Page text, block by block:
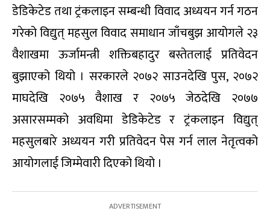
डेडिकेटेड तथा ट्रंकलाइन सम्बन्धी विवाद अध्ययन गर्न गठन
गरेको विद्युत् महसुल विवाद समाधान जाँचबुझ आयोगले २३
वैशाखमा ऊर्जामन्त्री शक्तिबहादुर बस्तेतलाई प्रतिवेदन
बुझाएको थियो । सरकारले २०७२ साउनदेखि पुस, २०७२
माघदेखि २०७५ वैशाख र २०७५ जेठदेखि २०७७
असारसम्मको अवधिमा डेडिकेटेड र ट्रंकलाइन विद्युत्
महसुलबारे अध्ययन गरी प्रतिवेदन पेस गर्न लाल नेतृत्वको
आयोगलाई जिम्मेवारी दिएको थियो ।